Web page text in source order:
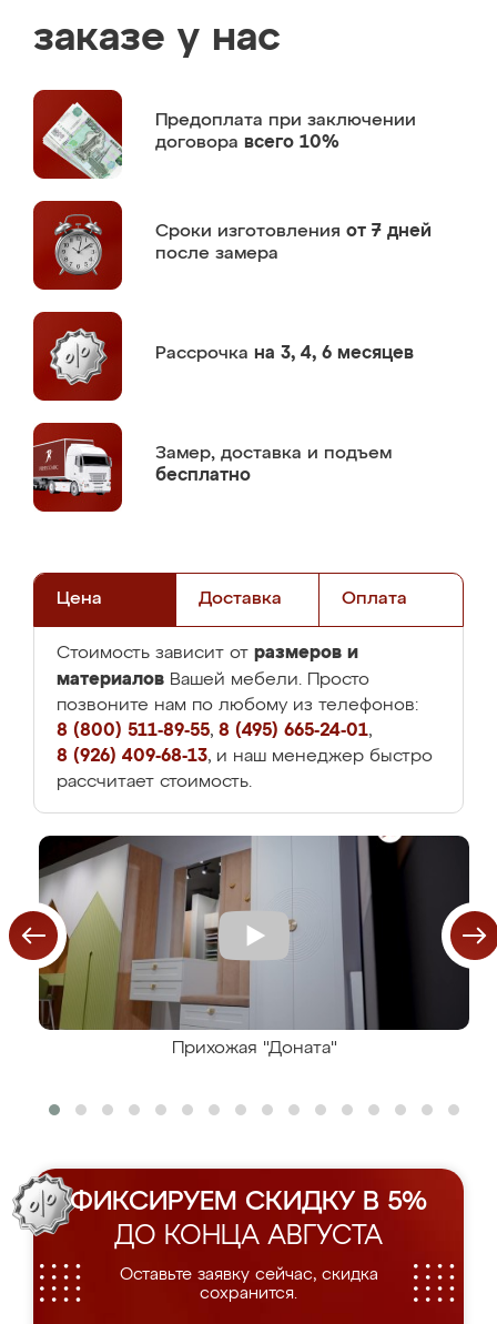
заказе у нас
Предоплата при заключении
договора всего 10%
Сроки изготовления от 7 дней
после замера
Рассрочка на 3, 4, 6 месяцев
Замер, доставка и подъем
бесплатно
Цена Доставка Оплата
Стоимость зависит от размеров и
материалов Вашей мебели. Просто
позвоните нам по любому из телефонов:
8 (800) 511-89-55, 8 (495) 665-24-01,
8 (926) 409-68-13, и наш менеджер быстро
рассчитает стоимость.
Прихожая "Доната"
ФИКСИРУЕМ СКИДКУ В 5%
ДО КОНЦА АВГУСТА
Оставьте заявку сейчас, скидка
сохранится.